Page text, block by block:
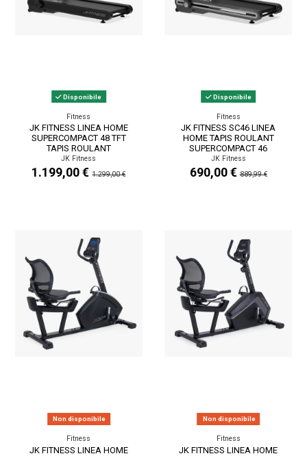
Disponibile
Fitness
JK FITNESS LINEA HOME
SUPERCOMPACT 48 TFT
TAPIS ROULANT
SALVASPAZIO 3.0 / 4.0 HP
18...
JK Fitness
1.199,00 €1.299,00 €
Disponibile
Fitness
JK FITNESS SC46 LINEA
HOME TAPIS ROULANT
SUPERCOMPACT 46
SALVASPAZIO 2.5 / 3.5 HP
16...
JK Fitness
690,00 €889,99 €
Non disponibile
Fitness
JK FITNESS LINEA HOME
Non disponibile
Fitness
JK FITNESS LINEA HOME